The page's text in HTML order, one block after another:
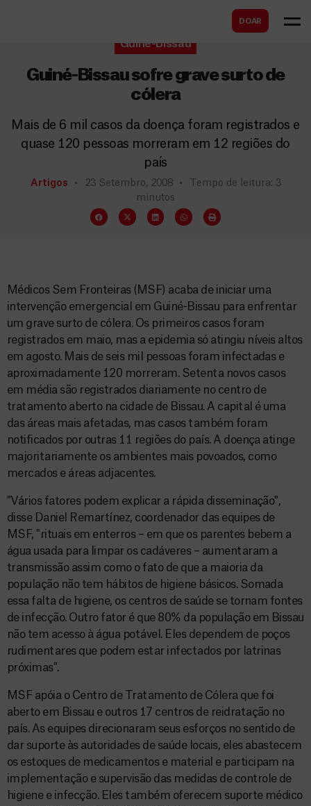
DOAR
r
Guiné-Bissau
Guiné-Bissau sofre grave surto de
cólera
Mais de 6 mil casos da doença foram registrados e
quase 120 pessoas morreram em 12 regiões do
país
Artigos 23 Setembro, 2008
Tempo de leitura: 3
minutos
Médicos Sem Fronteiras (MSF) acaba de iniciar uma
intervenção emergencial em Guiné-Bissau para enfrentar
um grave surto de cólera. Os primeiros casos foram
registrados em maio, mas a epidemia só atingiu níveis altos
em agosto. Mais de seis mil pessoas foram infectadas e
aproximadamente 120 morreram. Setenta novos casos
em média são registrados diariamente no centro de
tratamento aberto na cidade de Bissau. A capital é uma
das áreas mais afetadas, mas casos também foram
notificados por outras 11 regiões do país. A doença atinge
majoritariamente os ambientes mais povoados, como
mercados e áreas adjacentes.
"Vários fatores podem explicar a rápida disseminação",
disse Daniel Remartínez, coordenador das equipes de
MSF, "rituais em enterros – em que os parentes bebem a
água usada para limpar os cadáveres – aumentaram a
transmissão assim como o fato de que a maioria da
população não tem hábitos de higiene básicos. Somada
essa falta de higiene, os centros de saúde se tornam fontes
de infecção. Outro fator é que 80% da população em Bissau
não tem acesso à água potável. Eles dependem de poços
rudimentares que podem estar infectados por latrinas
próximas".
MSF apóia o Centro de Tratamento de Cólera que foi
aberto em Bissau e outros 17 centros de reidratação no
país. As equipes direcionaram seus esforços no sentido de
dar suporte às autoridades de saúde locais, eles abastecem
os estoques de medicamentos e material e participam na
implementação e supervisão das medidas de controle de
higiene e infecção. Eles também oferecem suporte médico
s
c
a